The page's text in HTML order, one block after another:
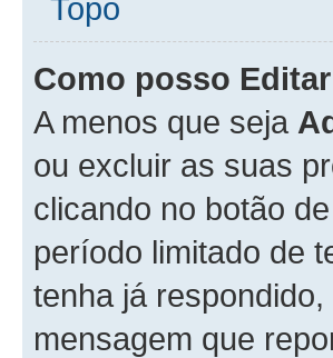
Topo
Como posso
A menos que seja
ou excluir as suas
clicando no botão
período limitado de
tenha já
mensagem que